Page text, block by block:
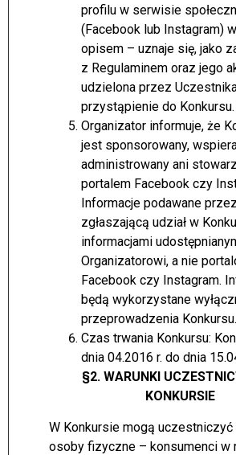
profilu w serwisie
(Facebook lub Instagram)
opisem – uznaje się, jako
z Regulaminem oraz jego
udzielona przez
przystąpienie do Konkursu.
Organizator informuje, że
jest sponsorowany,
administrowany ani
portalem Facebook czy
Informacje podawane
zgłaszającą udział w
informacjami
Organizatorowi, a nie
Facebook czy Instagram.
będą wykorzystane
przeprowadzenia Konkursu.
Czas trwania Konkursu:
dnia 04.2016 r. do dnia
§2. WARUNKI
KONKURSIE
W Konkursie mogą uczestniczyć
osoby fizyczne – konsumenci w